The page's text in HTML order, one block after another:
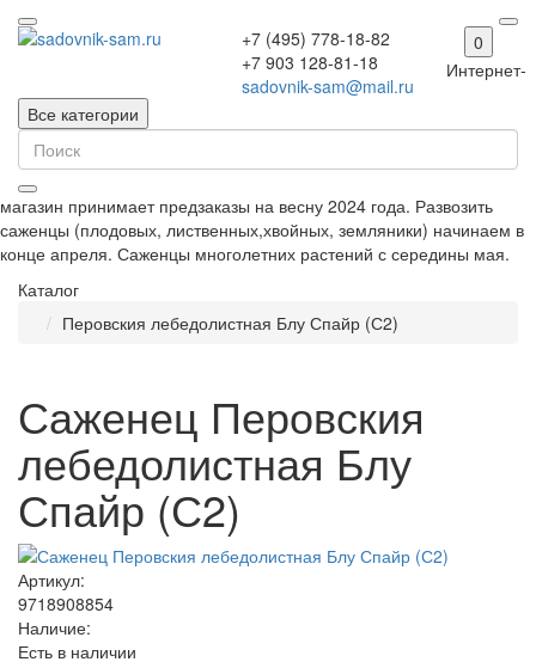
+7 (495) 778-18-82
+7 903 128-81-18
sadovnik-sam@mail.ru
0
Все категории
Интернет-
магазин принимает предзаказы на весну 2024 года. Развозить
саженцы (плодовых, лиственных,хвойных, земляники) начинаем в
конце апреля. Саженцы многолетних растений с середины мая.
Каталог
Перовския лебедолистная Блу Спайр (С2)
Саженец Перовския
лебедолистная Блу
Спайр (С2)
Артикул:
9718908854
Наличие:
Есть в наличии